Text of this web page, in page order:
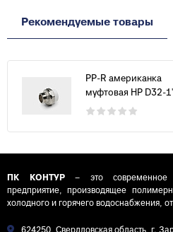
Рекомендуемые товары
PP-R американка
муфтовая НР D32-
ПК КОНТУР– это современное
предприятие, производящее
холодного и горячего водоснабжения,